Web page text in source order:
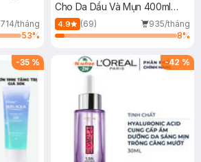
714/tháng
53%
Cho Da Dầu Và Mụn 400ml
(Mới)
4.9 (69)
935/tháng
8%
-35 % -42 %